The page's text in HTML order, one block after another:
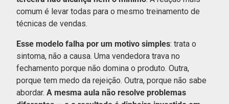
comum é levar todas para o mesmo treinamento de
técnicas de vendas.
Esse modelo falha por um motivo simples: trata o
sintoma, não a causa. Uma vendedora trava no
fechamento porque não domina o produto. Outra,
porque tem medo da rejeição. Outra, porque não sabe
abordar. A mesma aula não resolve problemas